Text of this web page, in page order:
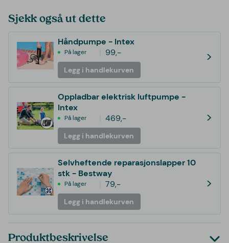
Sjekk også ut dette
Håndpumpe - Intex
På lager 99,-
Legg i handlekurven
>
Oppladbar elektrisk luftpumpe -
Intex
På lager 469,-
Legg i handlekurven
>
Selvheftende reparasjonslapper 10
stk - Bestway
På lager 79,-
Legg i handlekurven
>
Produktbeskrivelse